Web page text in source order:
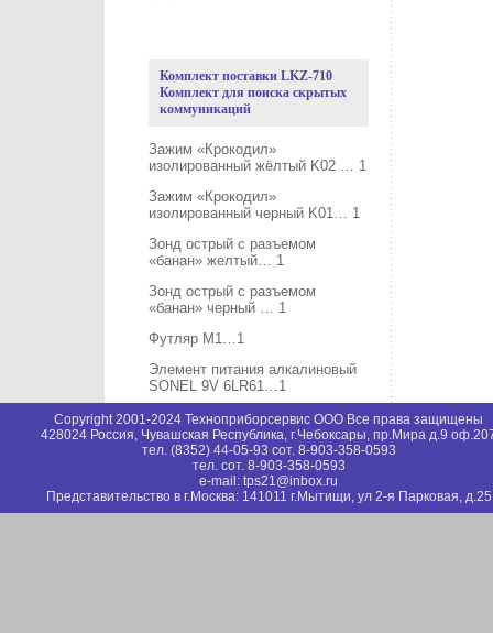
Комплект поставки LKZ-710
Комплект для поиска скрытых
коммуникаций
Зажим «Крокодил»
изолированный жёлтый K02 … 1
Зажим «Крокодил»
изолированный черный K01… 1
Зонд острый с разъемом
«банан» желтый… 1
Зонд острый с разъемом
«банан» черный … 1
Футляр М1…1
Элемент питания алкалиновый
SONEL 9V 6LR61…1
Copyright 2001-2024 Техноприборсервис ООО Все права защищены
428024 Россия, Чувашская Республика, г.Чебоксары, пр.Мира д.9
тел. (8352) 44-05-93 сот. 8-903-358-0593
тел. сот. 8-903-358-0593
e-mail: tps21@inbox.ru
Представительство в г.Москва: 141011 г.Мытищи, ул 2-я Парковая, д.25